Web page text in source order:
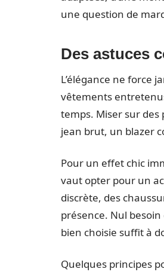
une question de
Des astuces
L’élégance ne force
vêtements
temps. Miser sur des
jean brut, un blazer
Pour un effet chic
vaut opter pour un
discrète, des
présence. Nul
bien choisie suffit à
Quelques principes